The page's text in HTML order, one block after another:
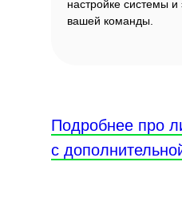
настройке системы
вашей команды.
Подробнее про
с